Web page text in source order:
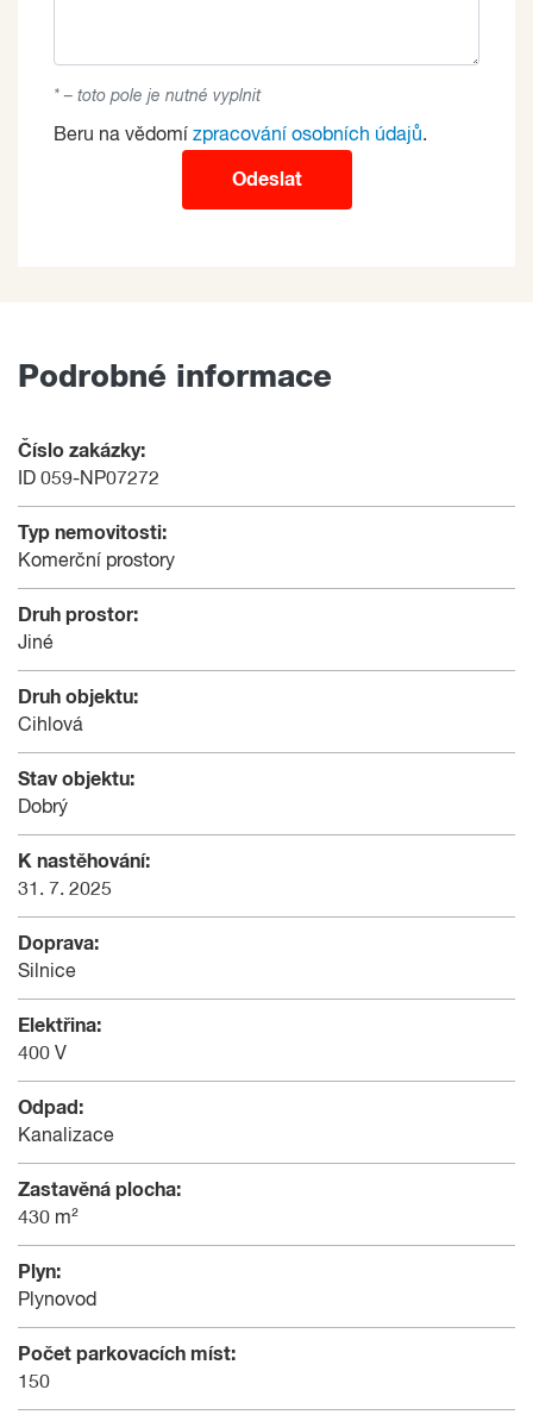
* – toto pole je nutné vyplnit
Beru na vědomí zpracování osobních údajů.
Odeslat
Podrobné informace
Číslo zakázky:
ID 059-NP07272
Typ nemovitosti:
Komerční prostory
Druh prostor:
Jiné
Druh objektu:
Cihlová
Stav objektu:
Dobrý
K nastěhování:
31. 7. 2025
Doprava:
Silnice
Elektřina:
400 V
Odpad:
Kanalizace
Zastavěná plocha:
430 m²
Plyn:
Plynovod
Počet parkovacích míst:
150